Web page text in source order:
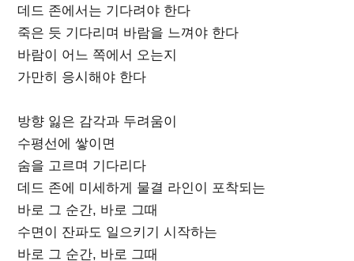
데드 존에서는 기다려야 한다
죽은 듯 기다리며 바람을 느껴야 한다
바람이 어느 쪽에서 오는지
가만히 응시해야 한다
방향 잃은 감각과 두려움이
수평선에 쌓이면
숨을 고르며 기다리다
데드 존에 미세하게 물결 라인이 포착되는
바로 그 순간, 바로 그때
수면이 잔파도 일으키기 시작하는
바로 그 순간, 바로 그때